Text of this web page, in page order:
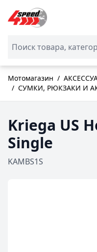
Skip to Content
Мотомагазин /
/ СУМКИ, РЮКЗАКИ И
Kriega US
Single
KAMBS1S